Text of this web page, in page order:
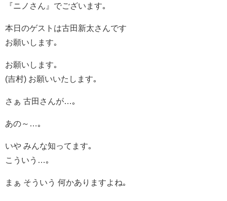
『ニノさん』でございます｡
本日のゲストは古田新太さんです
お願いします｡
お願いします｡
(吉村) お願いいたします｡
さぁ 古田さんが…｡
あの～…｡
いや みんな知ってます｡
こういう…｡
まぁ そういう 何かありますよね｡